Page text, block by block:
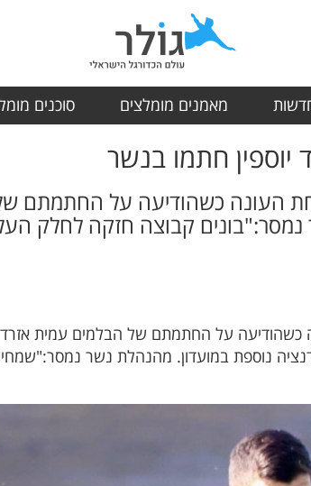
מאמנים מומלצים סוכנים
חתמו בנשר
העונה כשהודיעה על החתמתם
נמסר:"בונים קבוצה חזקה לחלק
על החתמתם של הבלמים עמית אזרד
נוספת במועדון. מהנהלת נשר